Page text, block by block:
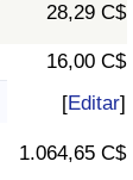
28,29 C$
16,00 C$
[Editar]
1.064,65 C$